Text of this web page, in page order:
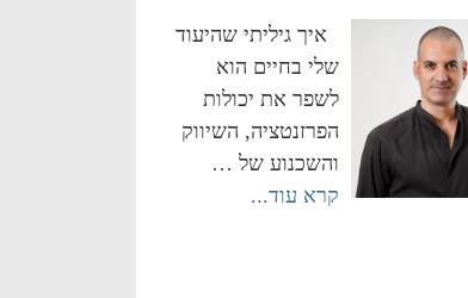
איך גיליתי שהיעוד
שלי בחיים הוא
לשפר את יכולות
הפרזנטציה, השיווק
והשכנוע של …
קרא עוד...